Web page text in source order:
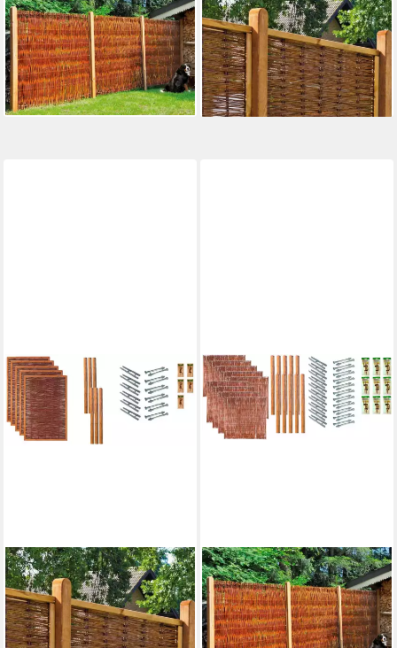
Weidenzaun Fontana 3, (Set),
5 Elemente, LxH: 954x180 cm
999,99 € UVP1.081,72 €
-8%
lieferbar in 2 Wochen
Weidenzaun Fresno 5, (Set),
7 Elemente, LxH: 912x180 cm
1.049,99 € UVP1.172,62 €
-10%
lieferbar in 2 Wochen
TETZNER & JENTZSCH
Weidenzaun Fresno 3, (Set),
5 Elemente, LxH: 654x180 cm
849,99 €
lieferbar in 2 Wochen
TETZNER & JENTZSCH
Weidenzaun Fontana 7, (Set),
9 Elemente, LxH: 1710x180
cm